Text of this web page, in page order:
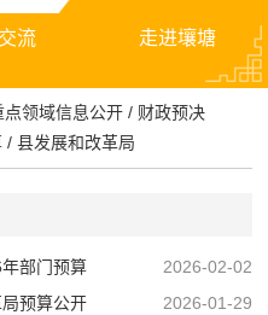
流 走进壤塘
点领域信息公开 / 财政预决
/县发展和改革局
部门预算
2026-02-02
预算公开
2026-01-29